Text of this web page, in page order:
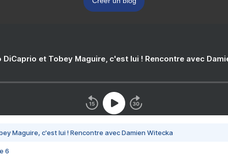
DiCaprio et Tobey Maguire, c'est lui ! Rencontre avec
Maguire, c'est lui ! Rencontre avec Damien Witecka
6